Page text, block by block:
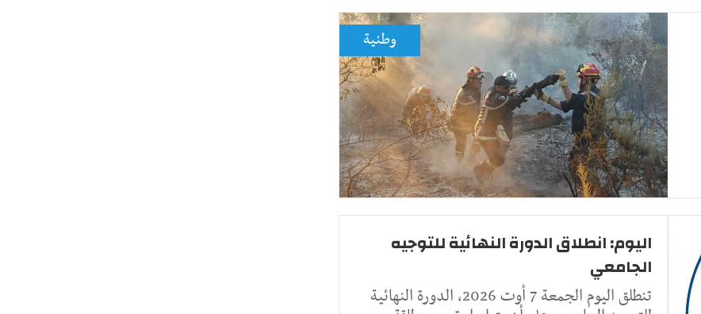
وطنية
اليوم: انطلاق الدورة النهائية للتوجيه
الجامعي
تنطلق اليوم الجمعة 7 أوت 2026، الدورة النهائية